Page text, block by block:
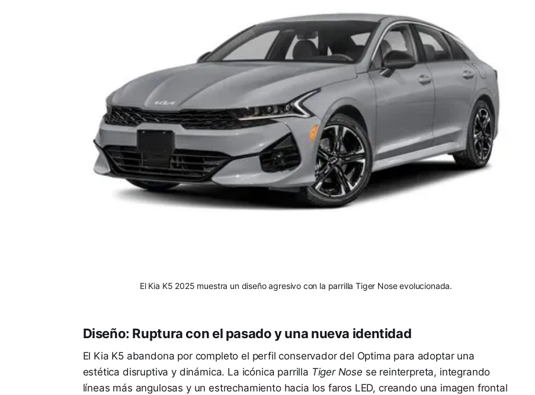
El Kia K5 2025 muestra un diseño agresivo con la parrilla Tiger Nose evolucionada.
Diseño: Ruptura con el pasado y una nueva identidad
El Kia K5 abandona por completo el perfil conservador del Optima para adoptar una
estética disruptiva y dinámica. La icónica parrilla Tiger Nose se reinterpreta, integrando
líneas más angulosas y un estrechamiento hacia los faros LED, creando una imagen frontal